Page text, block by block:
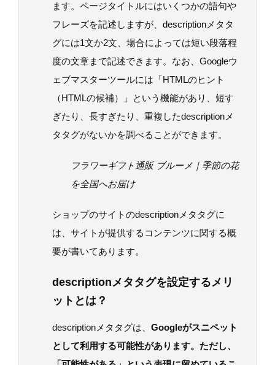
ます。ページタイトルにはいくつかの語句や
フレーズを記述しますが、descriptionメタタ
グには1文か2文、場合によっては短い段落程
度の文章まで記述できます。なお、Googleウ
ェブマスターツールには「HTMLのヒント
（HTMLの候補）」という機能があり、短す
ぎたり、長すぎたり、重複したdescriptionメ
タタグがないかを調べることができます。
フラワーギフト通販 ブルーメ｜季節の花
を全国へお届け
ショップのサイトのdescriptionメタタグに
は、サイトが提供するコンテンツに関する概
要が書いてあります。
descriptionメタタグを設定するメリ
ットとは？
descriptionメタタグは、 Googleがスニペット
として利用する可能性があります。ただし、